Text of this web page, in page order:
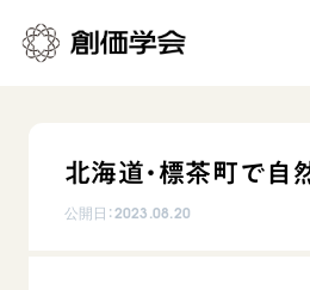
日常の活動
北海道・標茶町で自
公開日：2023.08.20